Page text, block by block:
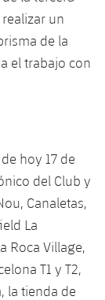
un
de la
el trabajo con
hoy 17 de
del Club y
Canaletas,
La
Roca Village,
T1 y T2,
la tienda de